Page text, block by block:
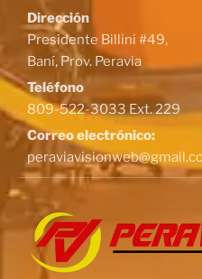
Dirección
Presidente Billini #49,
Baní, Prov. Peravia
Teléfono
809-522-3033 Ext. 229
Correo electrónico: